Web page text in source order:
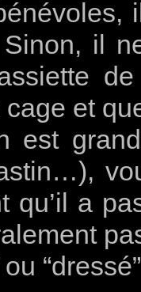
il
et
est
qu’il a
ou